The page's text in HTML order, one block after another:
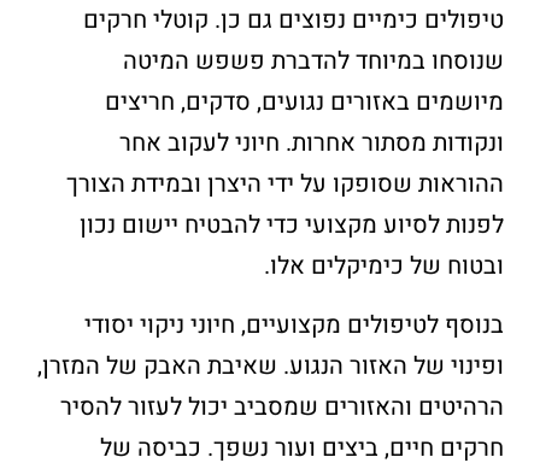
טיפולים כימיים נפוצים גם כן. קוטלי חרקים
שנוסחו במיוחד להדברת פשפש המיטה
מיושמים באזורים נגועים, סדקים, חריצים
ונקודות מסתור אחרות. חיוני לעקוב אחר
ההוראות שסופקו על ידי היצרן ובמידת הצורך
לפנות לסיוע מקצועי כדי להבטיח יישום נכון
ובטוח של כימיקלים אלו.
בנוסף לטיפולים מקצועיים, חיוני ניקוי יסודי
ופינוי של האזור הנגוע. שאיבת האבק של המזרן,
הרהיטים והאזורים שמסביב יכול לעזור להסיר
חרקים חיים, ביצים ועור נשפך. כביסה של